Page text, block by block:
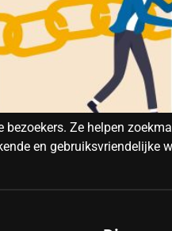
Ze helpen
en gebruiksvriendelijke